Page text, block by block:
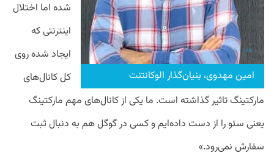
امین مهدوی، بنیان‌گذار الوکانتنت
شده اما اختلال
اینترنتی که
ایجاد شده روی
کل کانال‌های
مارکتینگ تاثیر گذاشته است. ما یکی از کانال‌های مهم مارکتینگ
یعنی سئو را از دست داده‌ایم و کسی در گوگل هم به دنبال ثبت
سفارش نمی‌رود.»